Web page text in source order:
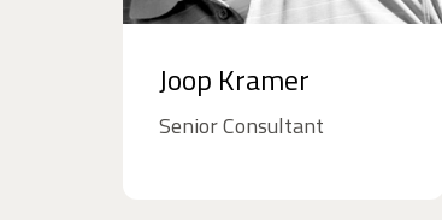
Joop Kramer
Senior Consultant